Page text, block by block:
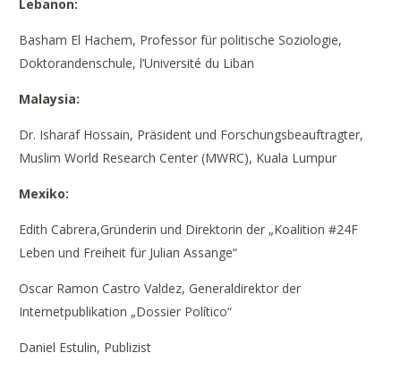
Lebanon:
Basham El Hachem, Professor für politische Soziologie,
Doktorandenschule, l’Université du Liban
Malaysia:
Dr. Isharaf Hossain, Präsident und Forschungsbeauftragter,
Muslim World Research Center (MWRC), Kuala Lumpur
Mexiko:
Edith Cabrera,Gründerin und Direktorin der „Koalition #24F
Leben und Freiheit für Julian Assange“
Oscar Ramon Castro Valdez, Generaldirektor der
Internetpublikation „Dossier Político“
Daniel Estulin, Publizist